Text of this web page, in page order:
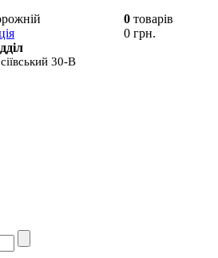
0 товарів
0 грн.
30-В